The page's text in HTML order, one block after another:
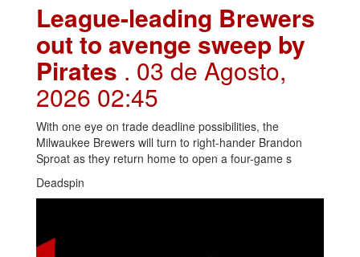
League-leading Brewers
out to avenge sweep by
Pirates . 03 de Agosto,
2026 02:45
With one eye on trade deadline possibilities, the
Milwaukee Brewers will turn to right-hander Brandon
Sproat as they return home to open a four-game s
Deadspin